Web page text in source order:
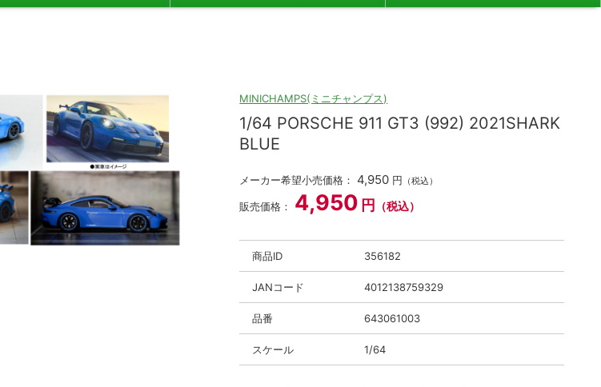
MINICHAMPS(ミニチャンプス)
1/64 PORSCHE 911 GT3 (992) 2021SHARK
BLUE
メーカー希望小売価格： 4,950 円 （税込）
販売価格： 4,950 円 （税込）
商品ID 356182
JANコード 4012138759329
品番 643061003
スケール 1/64